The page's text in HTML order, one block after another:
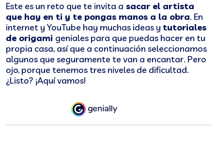
Este es un reto que te invita a sacar el artista
que hay en ti y te pongas manos a la obra. En
internet y YouTube hay muchas ideas y tutoriales
de origami geniales para que puedas hacer en tu
propia casa, así que a continuación seleccionamos
algunos que seguramente te van a encantar. Pero
ojo, porque tenemos tres niveles de dificultad.
¿Listo? ¡Aquí vamos!